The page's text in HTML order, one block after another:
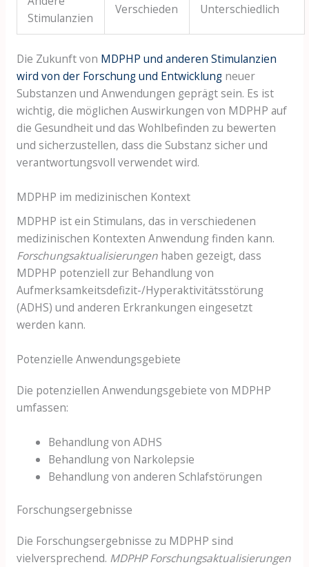
Stimulanzien
Verschieden Unterschiedlich
Die Zukunft von MDPHP und anderen Stimulanzien
wird von der Forschung und Entwicklungneuer
Substanzen und Anwendungen geprägt sein. Es ist
wichtig, die möglichen Auswirkungen von MDPHP auf
die Gesundheit und das Wohlbefinden zu bewerten
und sicherzustellen, dass die Substanz sicher und
verantwortungsvoll verwendet wird.
MDPHP im medizinischen Kontext
MDPHP ist ein Stimulans, das in verschiedenen
medizinischen Kontexten Anwendung finden kann.
Forschungsaktualisierungenhaben gezeigt, dass
MDPHP potenziell zur Behandlung von
Aufmerksamkeitsdefizit-/Hyperaktivitätsstörung
(ADHS) und anderen Erkrankungen eingesetzt
werden kann.
Potenzielle Anwendungsgebiete
Die potenziellen Anwendungsgebiete von MDPHP
umfassen:
Behandlung von ADHS
Behandlung von Narkolepsie
Behandlung von anderen Schlafstörungen
Forschungsergebnisse
Die Forschungsergebnisse zu MDPHP sind
vielversprechend. MDPHP Forschungsaktualisierungen